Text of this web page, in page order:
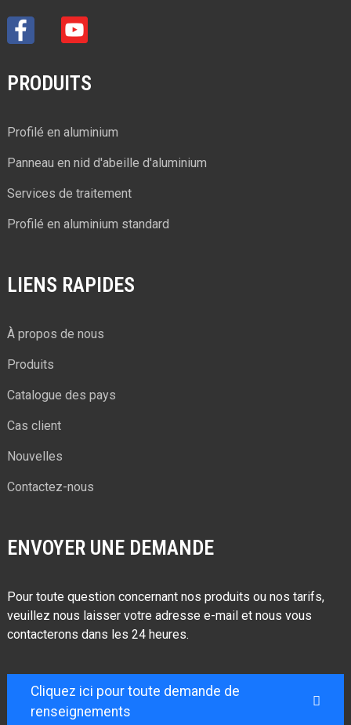
PRODUITS
Profilé en aluminium
Panneau en nid d'abeille d'aluminium
Services de traitement
Profilé en aluminium standard
LIENS RAPIDES
À propos de nous
Produits
Catalogue des pays
Cas client
Nouvelles
Contactez-nous
ENVOYER UNE DEMANDE
Pour toute question concernant nos produits ou nos tarifs,
veuillez nous laisser votre adresse e-mail et nous vous
contacterons dans les 24 heures.
Cliquez ici pour toute demande de
renseignements